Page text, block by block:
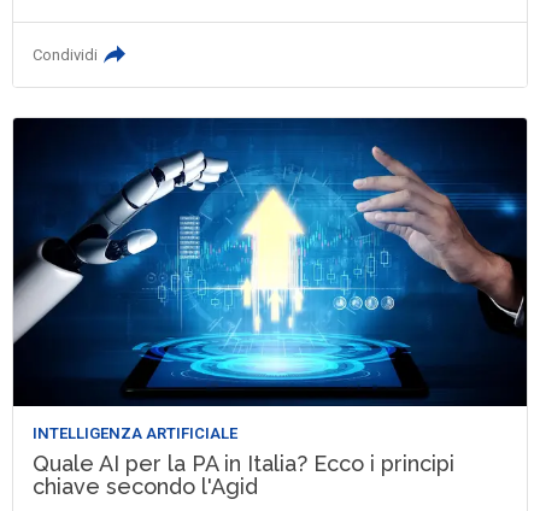
Condividi
INTELLIGENZA ARTIFICIALE
Quale AI per la PA in Italia? Ecco i principi
chiave secondo l'Agid